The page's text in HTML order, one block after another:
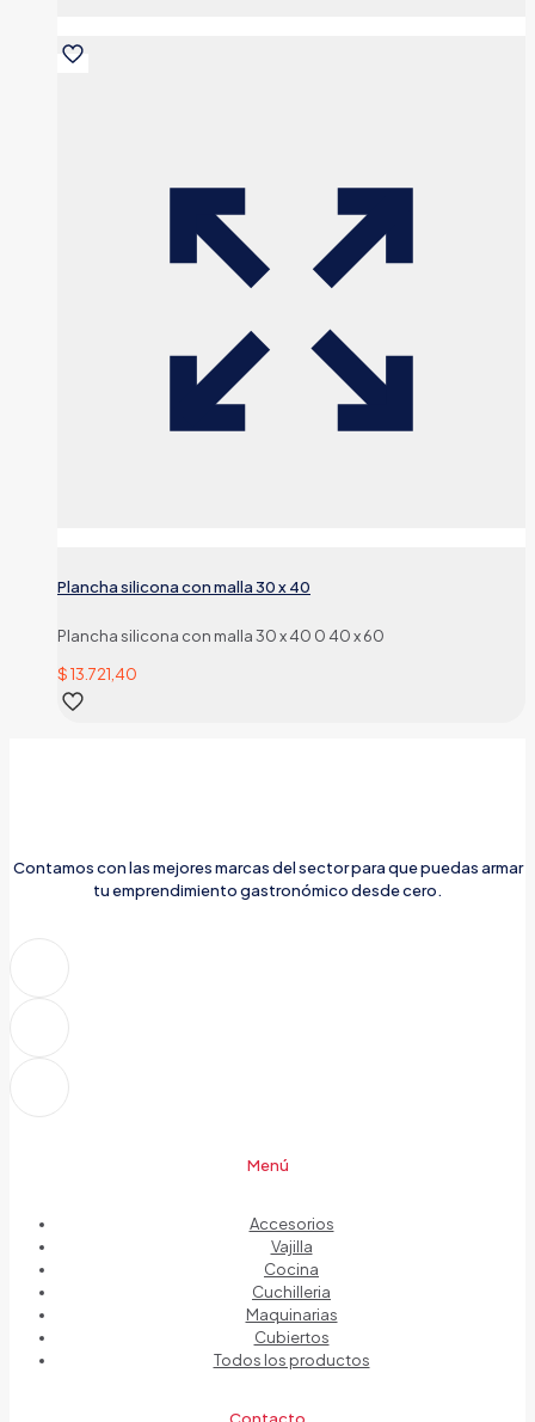
Plancha silicona con malla 30 x 40
Plancha silicona con malla 30 x 40 0 40 x 60
$13.721,40
Contamos con las mejores marcas del sector para que puedas armar
tu emprendimiento gastronómico desde cero.
Menú
Accesorios
Vajilla
Cocina
Cuchilleria
Maquinarias
Cubiertos
Todos los productos